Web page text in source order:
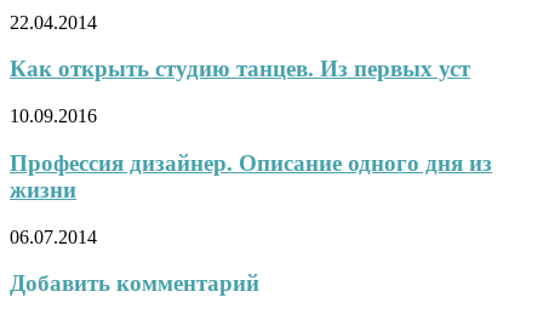
22.04.2014
Как открыть студию танцев. Из первых уст
10.09.2016
Профессия дизайнер. Описание одного дня из
жизни
06.07.2014
Добавить комментарий